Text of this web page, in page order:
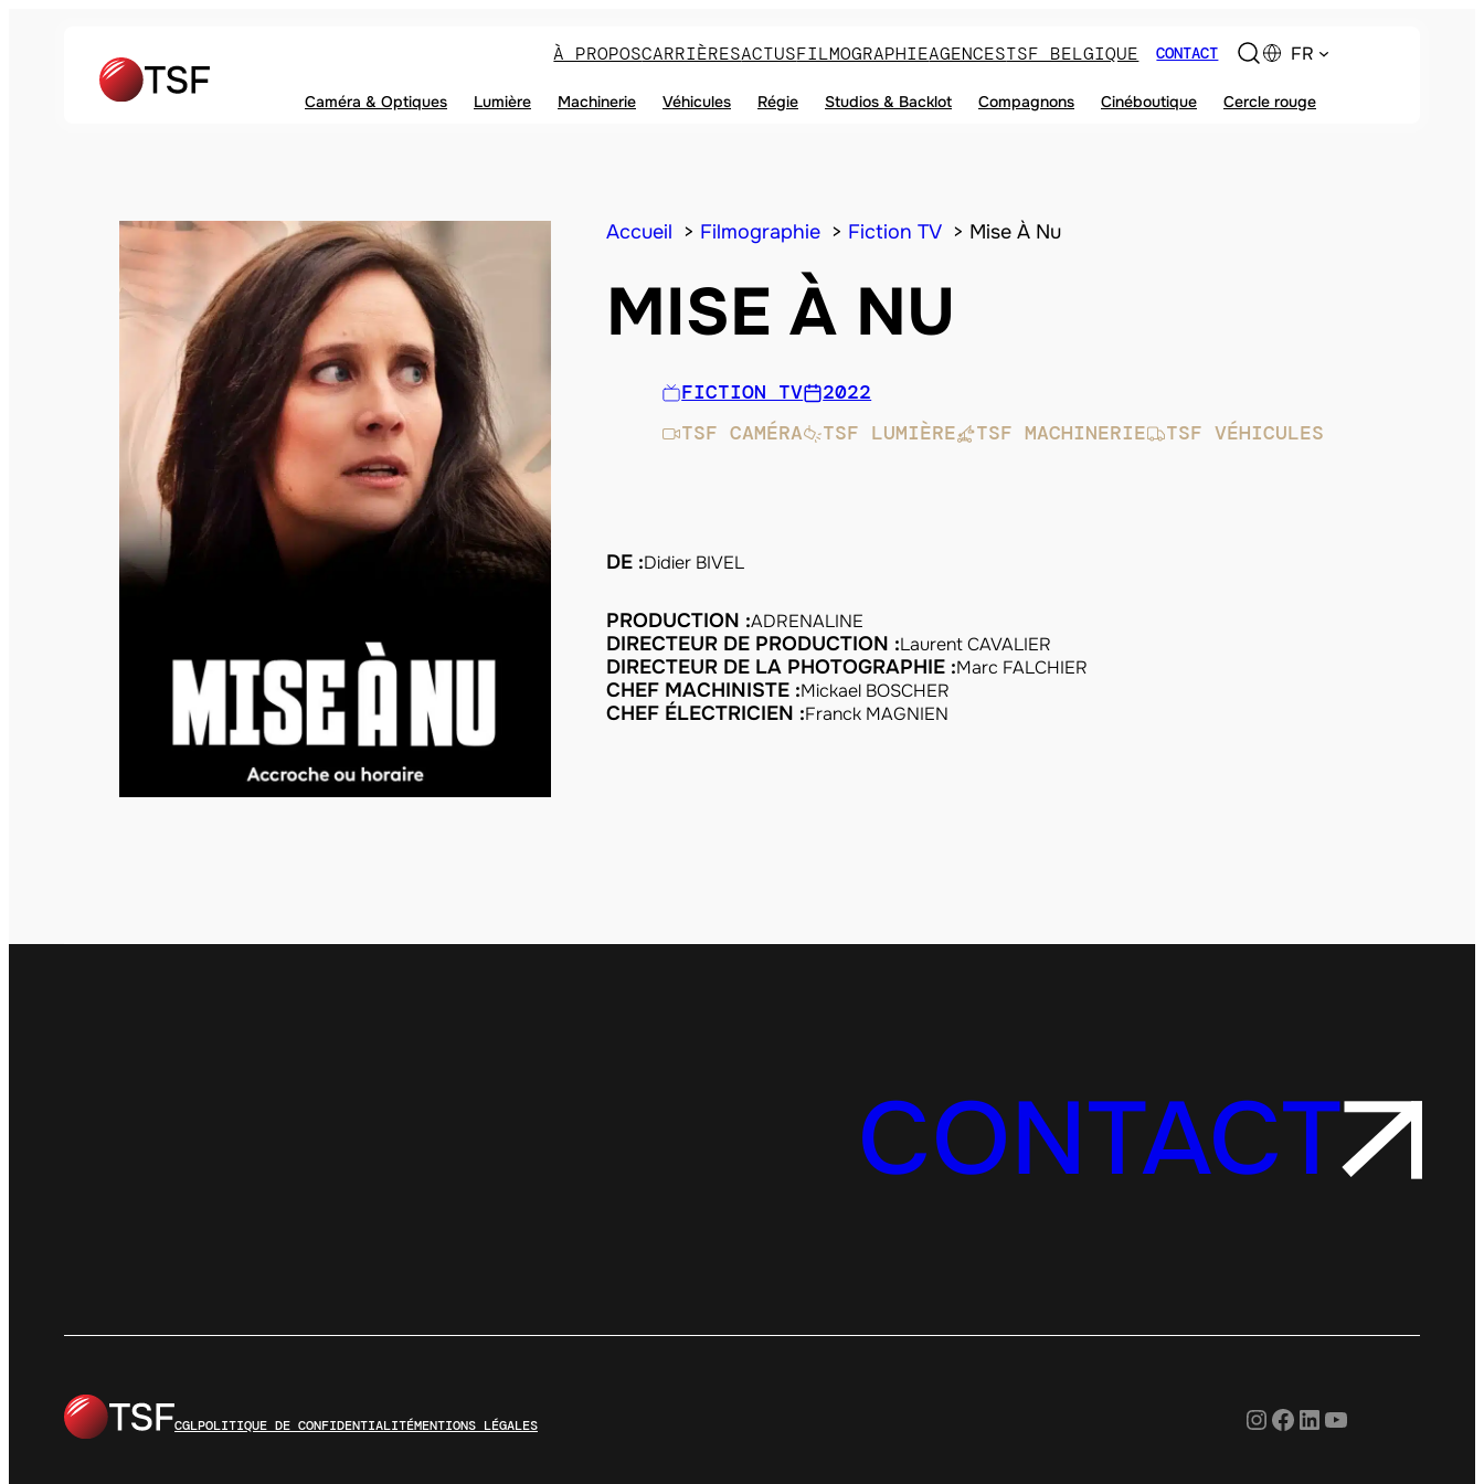
À PROPOSCARRIÈRESACTUSFILMOGRAPHIEAGENCESTSF BELGIQUE CONTACT FR
Caméra & Optiques Lumière Machinerie Véhicules Régie Studios & Backlot Compagnons Cinéboutique Cercle rouge
Accueil Filmographie Fiction TV Mise À Nu
MISE À NU
FICTION TV
2022
TSF CAMÉRA
TSF LUMIÈRE TSF MACHINERIE TSF VÉHICULES
DE :Didier BIVEL
PRODUCTION :ADRENALINE
DIRECTEUR DE PRODUCTION :Laurent CAVALIER
DIRECTEUR DE LA PHOTOGRAPHIE :Marc FALCHIER
CHEF MACHINISTE :Mickael BOSCHER
CHEF ÉLECTRICIEN :Franck MAGNIEN
CONTACT
CGLPOLITIQUE DE CONFIDENTIALITÉMENTIONS LÉGALES Instagram
Facebook
LinkedIn
YouTube